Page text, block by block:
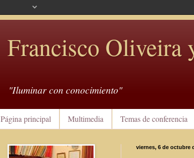
Francisco Oliveira
"Iluminar con conocimiento"
Página principal Multimedia Temas de conferencia
viernes, 6 de octubre